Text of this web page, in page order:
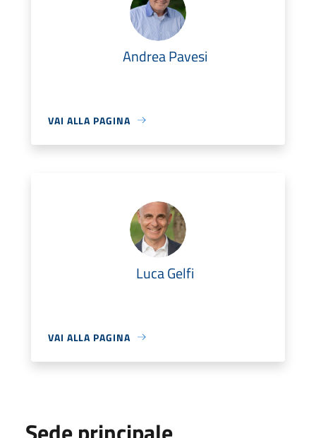
Andrea Pavesi
VAI ALLA PAGINA
Luca Gelfi
VAI ALLA PAGINA